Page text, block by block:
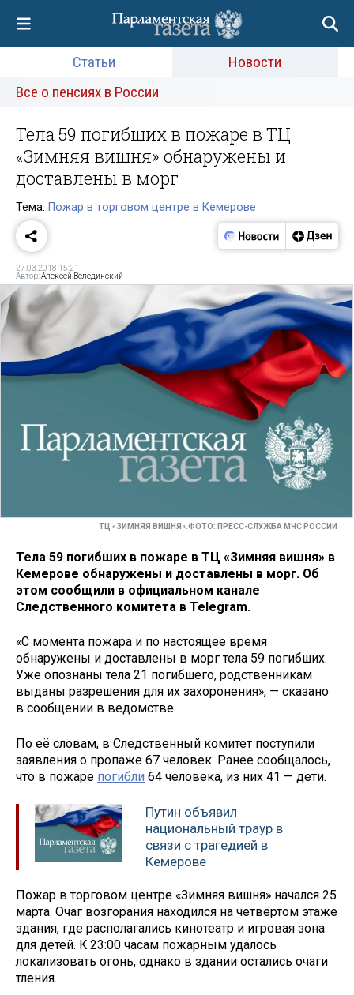
Статьи
Новости
Все о пенсиях в России
Тела 59 погибших в пожаре в ТЦ
«Зимняя вишня» обнаружены и
доставлены в морг
Тема: Пожар в торговом центре в Кемерове
27.03.2018 15:21
Автор:Алексей Велединский
ТЦ «ЗИМНЯЯ ВИШНЯ».ФОТО: ПРЕСС-СЛУЖБА МЧС РОССИИ
Тела 59 погибших в пожаре в ТЦ «Зимняя вишня» в
Кемерове обнаружены и доставлены в морг. Об
этом сообщили в официальном канале
Следственного комитета в Telegram.
«С момента пожара и по настоящее время
обнаружены и доставлены в морг тела 59 погибших.
Уже опознаны тела 21 погибшего, родственникам
выданы разрешения для их захоронения», — сказано
в сообщении в ведомстве.
По её словам, в Следственный комитет поступили
заявления о пропаже 67 человек. Ранее сообщалось,
что в пожаре погибли 64 человека, из них 41 — дети.
Путин объявил
национальный траур в
связи с трагедией в
Кемерове
Пожар в торговом центре «Зимняя вишня» начался 25
марта. Очаг возгорания находился на четвёртом этаже
здания, где располагались кинотеатр и игровая зона
для детей. К 23:00 часам пожарным удалось
локализовать огонь, однако в здании остались очаги
тления.